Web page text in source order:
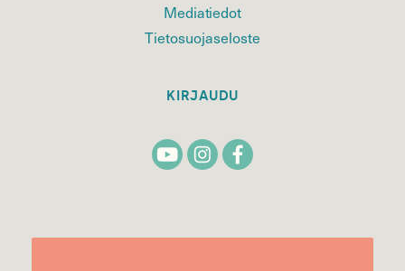
Mediatiedot
Tietosuojaseloste
KIRJAUDU